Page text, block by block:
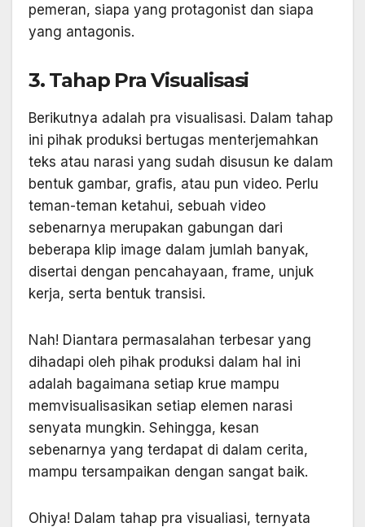
pemeran, siapa yang protagonist dan siapa
yang antagonis.
3. Tahap Pra Visualisasi
Berikutnya adalah pra visualisasi. Dalam tahap
ini pihak produksi bertugas menterjemahkan
teks atau narasi yang sudah disusun ke dalam
bentuk gambar, grafis, atau pun video. Perlu
teman-teman ketahui, sebuah video
sebenarnya merupakan gabungan dari
beberapa klip image dalam jumlah banyak,
disertai dengan pencahayaan, frame, unjuk
kerja, serta bentuk transisi.
Nah! Diantara permasalahan terbesar yang
dihadapi oleh pihak produksi dalam hal ini
adalah bagaimana setiap krue mampu
memvisualisasikan setiap elemen narasi
senyata mungkin. Sehingga, kesan
sebenarnya yang terdapat di dalam cerita,
mampu tersampaikan dengan sangat baik.
Ohiya! Dalam tahap pra visualiasi, ternyata